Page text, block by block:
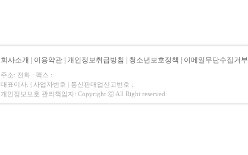
회사소개 이용약관 개인정보취급방침 청소년보호정책 이메일무단수집거부
주소: 전화 : 팩스 :
대표이사: | 사업자번호 | 통신판매업신고번호 :
개인정보보호 관리책임자: Copyright ⓒ All Right reserved